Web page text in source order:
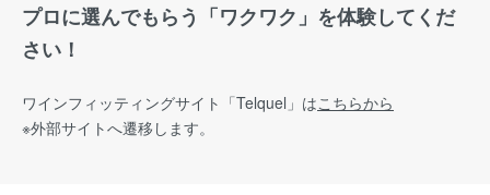
プロに選んでもらう「ワクワク」を体験してくだ
さい！
ワインフィッティングサイト 「Telquel」はこちらから
※外部サイトへ遷移します。